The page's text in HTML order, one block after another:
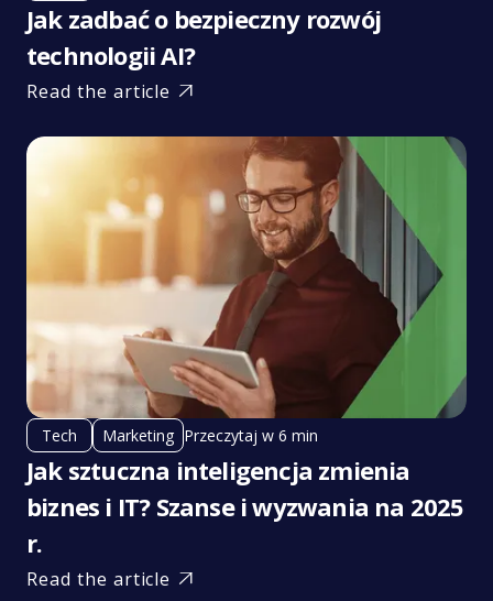
Jak zadbać o bezpieczny rozwój
technologii AI?
Read the article 
Tech Marketing Przeczytaj w 6 min
Jak sztuczna inteligencja zmienia
biznes i IT? Szanse i wyzwania na 2025
r.
Read the article 